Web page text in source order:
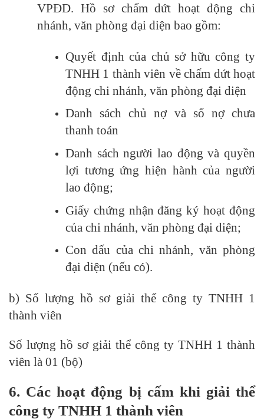
VPĐD. Hồ sơ chấm dứt hoạt động chi
nhánh, văn phòng đại diện bao gồm:
Quyết định của chủ sở hữu công ty
TNHH 1 thành viên về chấm dứt hoạt
động chi nhánh, văn phòng đại diện
Danh sách chủ nợ và số nợ chưa
thanh toán
Danh sách người lao động và quyền
lợi tương ứng hiện hành của người
lao động;
Giấy chứng nhận đăng ký hoạt động
của chi nhánh, văn phòng đại diện;
Con dấu của chi nhánh, văn phòng
đại diện (nếu có).
b) Số lượng hồ sơ giải thể công ty TNHH 1
thành viên
Số lượng hồ sơ giải thể công ty TNHH 1 thành
viên là 01 (bộ)
6. Các hoạt động bị cấm khi giải thể
công ty TNHH 1 thành viên